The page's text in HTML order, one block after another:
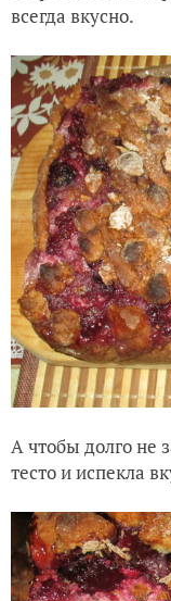
всегда вкусно.
А чтобы долго не
тесто и испекла